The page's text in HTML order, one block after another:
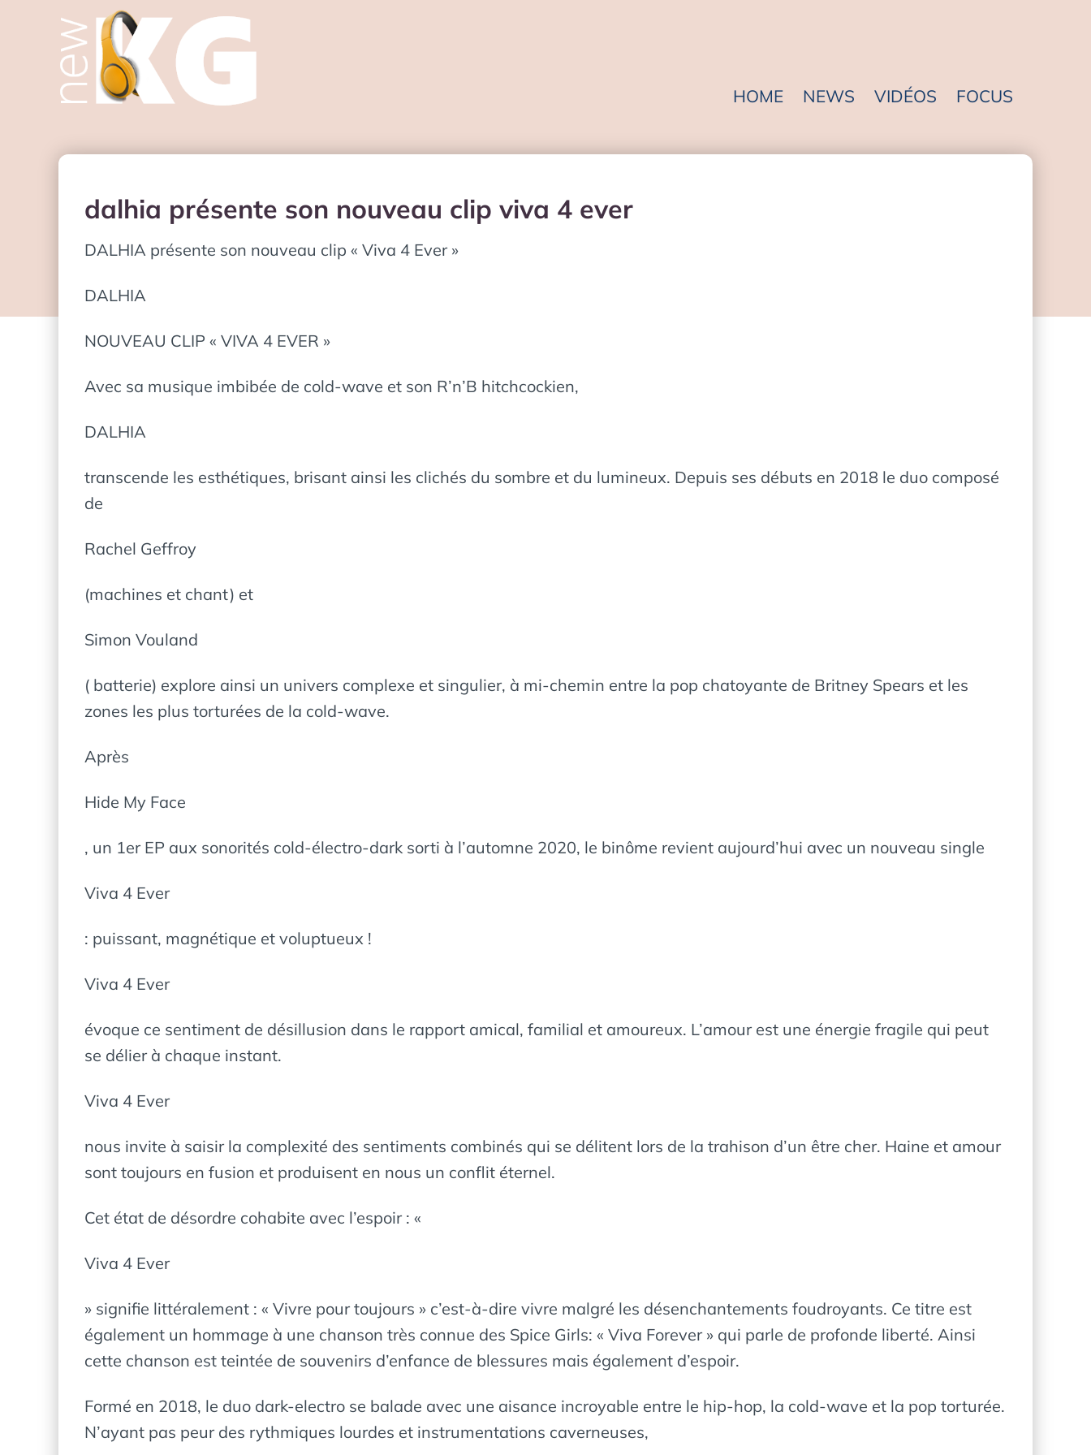
HOME NEWS VIDÉOS FOCUS
dalhia présente son nouveau clip viva 4 ever
DALHIA présente son nouveau clip « Viva 4 Ever »
DALHIA
NOUVEAU CLIP « VIVA 4 EVER »
Avec sa musique imbibée de cold-wave et son R’n’B hitchcockien,
DALHIA
transcende les esthétiques, brisant ainsi les clichés du sombre et du lumineux. Depuis ses débuts en 2018 le duo composé
de
Rachel Geffroy
(machines et chant) et
Simon Vouland
( batterie) explore ainsi un univers complexe et singulier, à mi-chemin entre la pop chatoyante de Britney Spears et les
zones les plus torturées de la cold-wave.
Après
Hide My Face
, un 1er EP aux sonorités cold-électro-dark sorti à l’automne 2020, le binôme revient aujourd’hui avec un nouveau single
Viva 4 Ever
: puissant, magnétique et voluptueux !
Viva 4 Ever
évoque ce sentiment de désillusion dans le rapport amical, familial et amoureux. L’amour est une énergie fragile qui peut
se délier à chaque instant.
Viva 4 Ever
nous invite à saisir la complexité des sentiments combinés qui se délitent lors de la trahison d’un être cher. Haine et amour
sont toujours en fusion et produisent en nous un conflit éternel.
Cet état de désordre cohabite avec l’espoir : «
Viva 4 Ever
» signifie littéralement : « Vivre pour toujours » c’est-à-dire vivre malgré les désenchantements foudroyants. Ce titre est
également un hommage à une chanson très connue des Spice Girls: « Viva Forever » qui parle de profonde liberté. Ainsi
cette chanson est teintée de souvenirs d’enfance de blessures mais également d’espoir.
Formé en 2018, le duo dark-electro se balade avec une aisance incroyable entre le hip-hop, la cold-wave et la pop torturée.
N’ayant pas peur des rythmiques lourdes et instrumentations caverneuses,